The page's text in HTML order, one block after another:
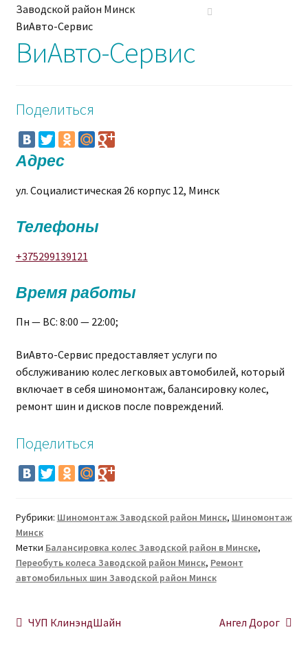
Заводской район Минск
ВиАвто-Сервис
ВиАвто-Сервис
Поделиться
Адрес
ул. Социалистическая 26 корпус 12, Минск
Телефоны
+375299139121
Время работы
Пн — ВС: 8:00 — 22:00;
ВиАвто-Сервис предоставляет услуги по
обслуживанию колес легковых автомобилей, который
включает в себя шиномонтаж, балансировку колес,
ремонт шин и дисков после повреждений.
Поделиться
Рубрики: Шиномонтаж Заводской район Минск, Шиномонтаж
Минск
Метки Балансировка колес Заводской район в Минске,
Переобуть колеса Заводской район Минск, Ремонт
автомобильных шин Заводской район Минск
Навигация
Предыдущая
ЧУП КлинэндШайн
Следующая
Ангел Дорог